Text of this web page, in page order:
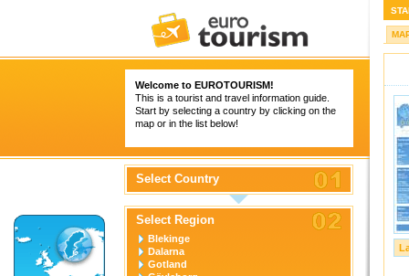
Welcome to EUROTOURISM!
This is a tourist and travel information guide.
Start by selecting a country by clicking on the
map or in the list below!
Select Country
Select Region
Blekinge
Dalarna
Gotland